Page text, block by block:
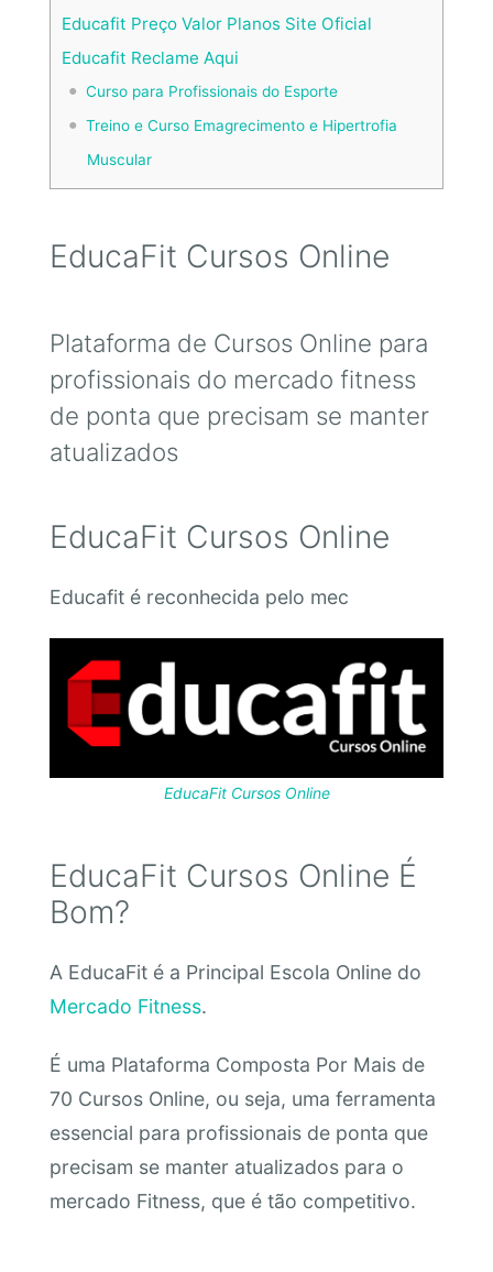
Educafit Preço Valor Planos Site Oficial
Educafit Reclame Aqui
Curso para Profissionais do Esporte
Treino e Curso Emagrecimento e Hipertrofia
Muscular
EducaFit Cursos Online
Plataforma de Cursos Online para
profissionais do mercado fitness
de ponta que precisam se manter
atualizados
EducaFit Cursos Online
Educafit é reconhecida pelo mec
EducaFit Cursos Online
EducaFit Cursos Online É
Bom?
A EducaFit é a Principal Escola Online do
Mercado Fitness.
É uma Plataforma Composta Por Mais de
70 Cursos Online, ou seja, uma ferramenta
essencial para profissionais de ponta que
precisam se manter atualizados para o
mercado Fitness, que é tão competitivo.